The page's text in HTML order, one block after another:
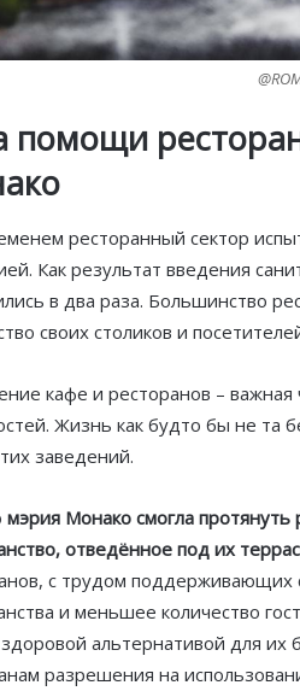
помощи
ресторанный сектор
Как результат введения
в два раза. Большинство
своих столиков и
кафе и ресторанов – важная
Жизнь как будто бы не та
заведений.
мэрия Монако смогла
отведённое под их
с трудом поддерживающих
и меньшее количество
альтернативой для их
разрешения на